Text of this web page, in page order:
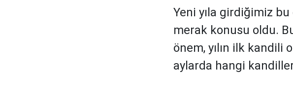
Yeni yıla girdiğimiz
merak konusu oldu.
önem, yılın ilk kandili
aylarda hangi